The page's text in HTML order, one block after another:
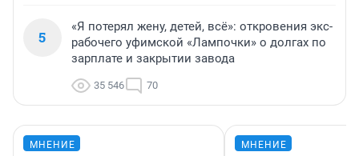
5
«Я потерял жену, детей, всё»: откровения экс-
рабочего уфимской «Лампочки» о долгах по
зарплате и закрытии завода
35 546 70
МНЕНИЕ МНЕНИЕ